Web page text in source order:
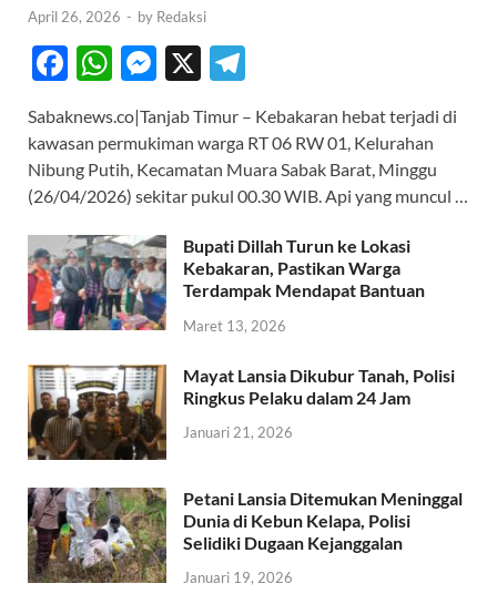
April 26, 2026 - by Redaksi
F
e
b
o
o
k
W
at
s
A
p
p
M
se
n
g
er
X
e
gr
a
m
Sabaknews.co|Tanjab Timur – Kebakaran hebat terjadi di
kawasan permukiman warga RT 06 RW 01, Kelurahan
Nibung Putih, Kecamatan Muara Sabak Barat, Minggu
(26/04/2026) sekitar pukul 00.30 WIB. Api yang muncul …
Bupati Dillah Turun ke Lokasi
Kebakaran, Pastikan Warga
Terdampak Mendapat Bantuan
Maret 13, 2026
Mayat Lansia Dikubur Tanah, Polisi
Ringkus Pelaku dalam 24 Jam
Januari 21, 2026
Petani Lansia Ditemukan Meninggal
Dunia di Kebun Kelapa, Polisi
Selidiki Dugaan Kejanggalan
Januari 19, 2026